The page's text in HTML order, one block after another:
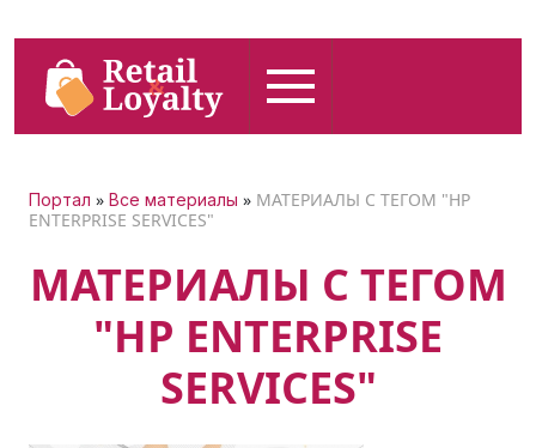
Портал » Все материалы » МАТЕРИАЛЫ С ТЕГОМ "HP
ENTERPRISE SERVICES"
МАТЕРИАЛЫ С ТЕГОМ
"HP ENTERPRISE
SERVICES"